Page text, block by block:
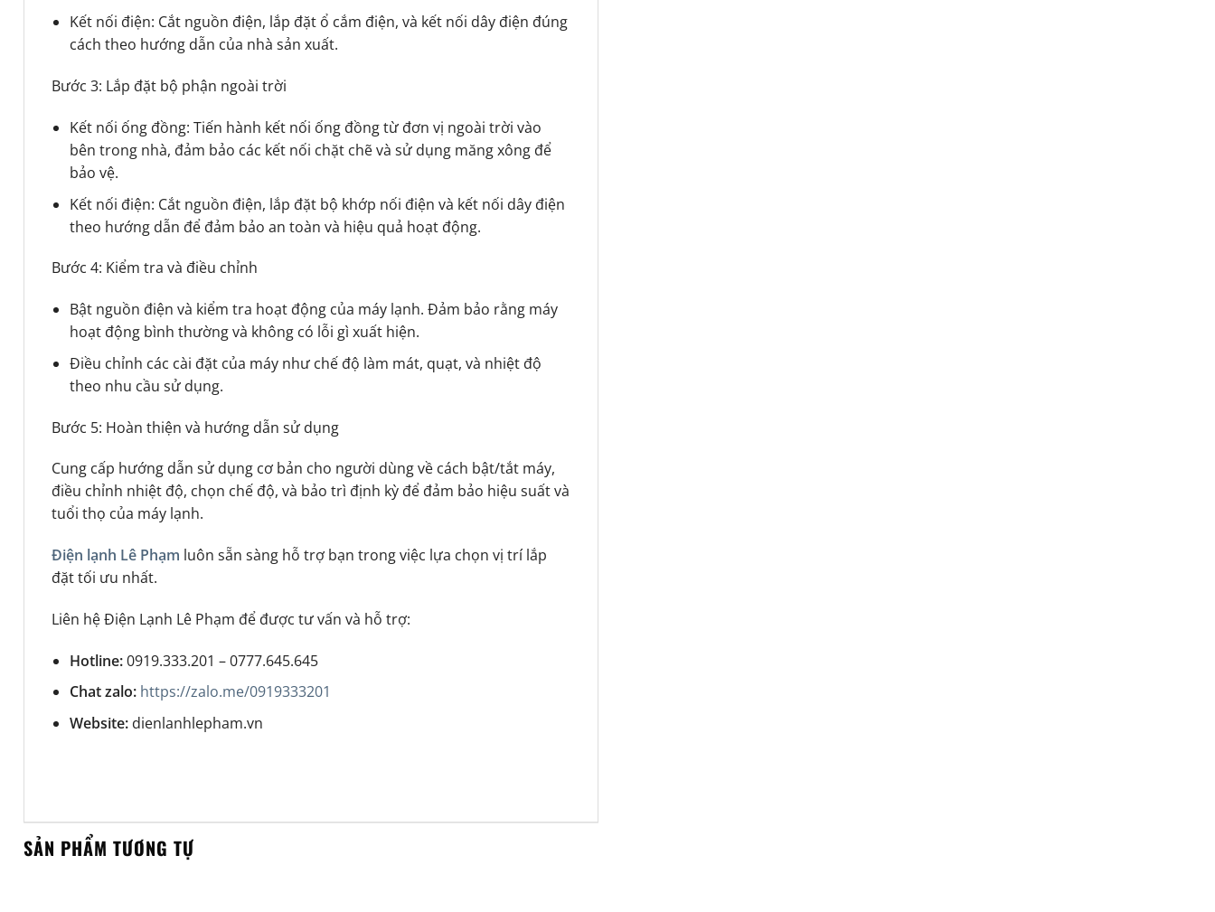
Kết nối điện: Cắt nguồn điện, lắp đặt ổ cắm điện, và kết nối dây điện đúng
cách theo hướng dẫn của nhà sản xuất.
Bước 3: Lắp đặt bộ phận ngoài trời
Kết nối ống đồng: Tiến hành kết nối ống đồng từ đơn vị ngoài trời vào
bên trong nhà, đảm bảo các kết nối chặt chẽ và sử dụng măng xông để
bảo vệ.
Kết nối điện: Cắt nguồn điện, lắp đặt bộ khớp nối điện và kết nối dây điện
theo hướng dẫn để đảm bảo an toàn và hiệu quả hoạt động.
Bước 4: Kiểm tra và điều chỉnh
Bật nguồn điện và kiểm tra hoạt động của máy lạnh. Đảm bảo rằng máy
hoạt động bình thường và không có lỗi gì xuất hiện.
Điều chỉnh các cài đặt của máy như chế độ làm mát, quạt, và nhiệt độ
theo nhu cầu sử dụng.
Bước 5: Hoàn thiện và hướng dẫn sử dụng
Cung cấp hướng dẫn sử dụng cơ bản cho người dùng về cách bật/tắt máy,
điều chỉnh nhiệt độ, chọn chế độ, và bảo trì định kỳ để đảm bảo hiệu suất và
tuổi thọ của máy lạnh.
Điện lạnh Lê Phạm luôn sẵn sàng hỗ trợ bạn trong việc lựa chọn vị trí lắp
đặt tối ưu nhất.
Liên hệ Điện Lạnh Lê Phạm để được tư vấn và hỗ trợ:
Hotline:0919.333.201 – 0777.645.645
Chat zalo: https://zalo.me/0919333201
Website: dienlanhlepham.vn
SẢN PHẨM TƯƠNG TỰ